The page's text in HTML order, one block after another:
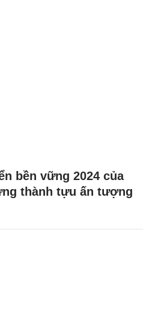
bền vững 2024 của
thành tựu ấn tượng